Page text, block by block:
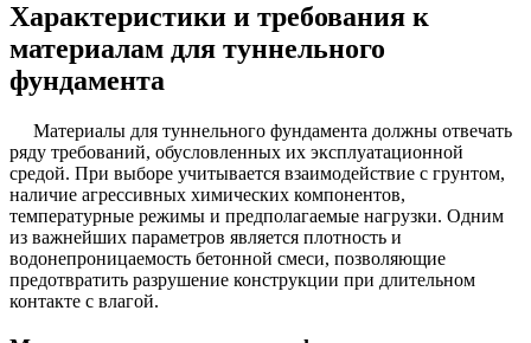
Характеристики и требования к
материалам для туннельного
фундамента
Материалы для туннельного фундамента должны отвечать
ряду требований, обусловленных их эксплуатационной
средой. При выборе учитывается взаимодействие с грунтом,
наличие агрессивных химических компонентов,
температурные режимы и предполагаемые нагрузки. Одним
из важнейших параметров является плотность и
водонепроницаемость бетонной смеси, позволяющие
предотвратить разрушение конструкции при длительном
контакте с влагой.